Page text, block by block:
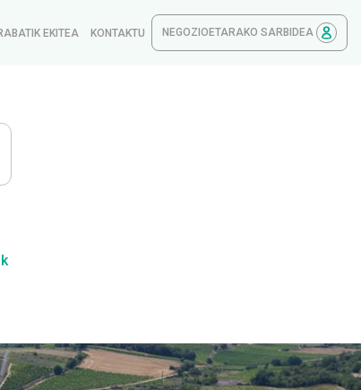
EKITEA KONTAKTU NEGOZIOETARAKO SARBIDEA